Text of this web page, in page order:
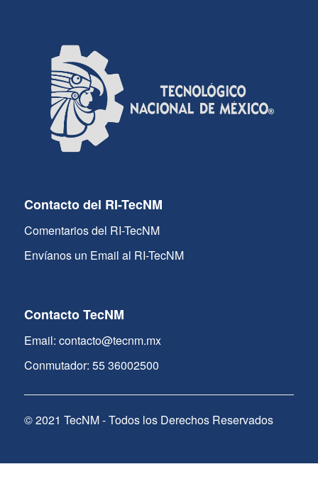
Contacto del RI-TecNM
Comentarios del RI-TecNM
Envíanos un Email al RI-TecNM
Contacto TecNM
Email: contacto@tecnm.mx
Conmutador: 55 36002500
© 2021 TecNM - Todos los Derechos Reservados